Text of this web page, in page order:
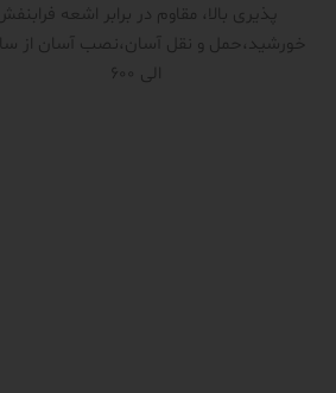
پذیری بالا، مقاوم در برابر اشعه
الی 600